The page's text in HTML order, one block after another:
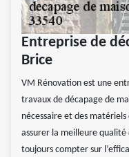
Entreprise de
Brice
VM Rénovation est une
travaux de décapage de
nécessaire et des
assurer la meilleure
toujours compter sur